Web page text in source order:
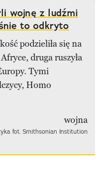
wojnę z ludźmi
to odkryto
podzieliła się na
druga ruszyła
Tymi
Homo
fot. Smithsonian Institution